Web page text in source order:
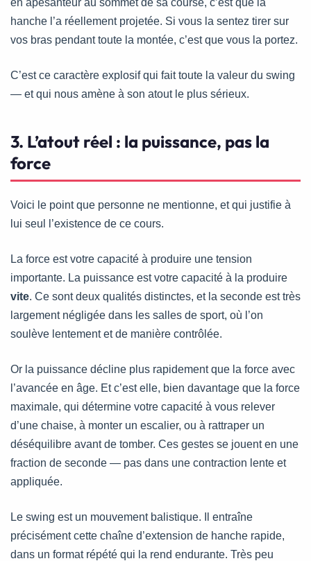
hanche l’a réellement projetée. Si vous la sentez tirer sur
vos bras pendant toute la montée, c’est que vous la portez.
C’est ce caractère explosif qui fait toute la valeur du swing
— et qui nous amène à son atout le plus sérieux.
3. L’atout réel : la puissance, pas la
force
Voici le point que personne ne mentionne, et qui justifie à
lui seul l’existence de ce cours.
La force est votre capacité à produire une tension
importante. La puissance est votre capacité à la produire
vite. Ce sont deux qualités distinctes, et la seconde est très
largement négligée dans les salles de sport, où l’on
soulève lentement et de manière contrôlée.
Or la puissance décline plus rapidement que la force avec
l’avancée en âge. Et c’est elle, bien davantage que la force
maximale, qui détermine votre capacité à vous relever
d’une chaise, à monter un escalier, ou à rattraper un
déséquilibre avant de tomber. Ces gestes se jouent en une
fraction de seconde — pas dans une contraction lente et
appliquée.
Le swing est un mouvement balistique. Il entraîne
précisément cette chaîne d’extension de hanche rapide,
dans un format répété qui la rend endurante. Très peu